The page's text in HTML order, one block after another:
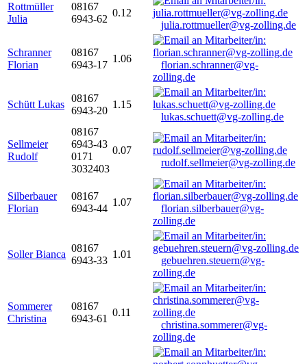
Rottmüller
Julia
08167
6943-62
0.12
julia.rottmueller@vg-zolling.de
Schranner
Florian
08167
6943-17
1.06
florian.schranner@vg-
zolling.de
Schütt Lukas
08167
6943-20
1.15
lukas.schuett@vg-zolling.de
Sellmeier
Rudolf
08167
6943-43
0171
3032403
0.07
rudolf.sellmeier@vg-zolling.de
Silberbauer
Florian
08167
6943-44
1.07
florian.silberbauer@vg-
zolling.de
Soller Bianca
08167
6943-33
1.01
gebuehren.steuern@vg-
zolling.de
Sommerer
Christina
08167
6943-61
0.11
christina.sommerer@vg-
zolling.de